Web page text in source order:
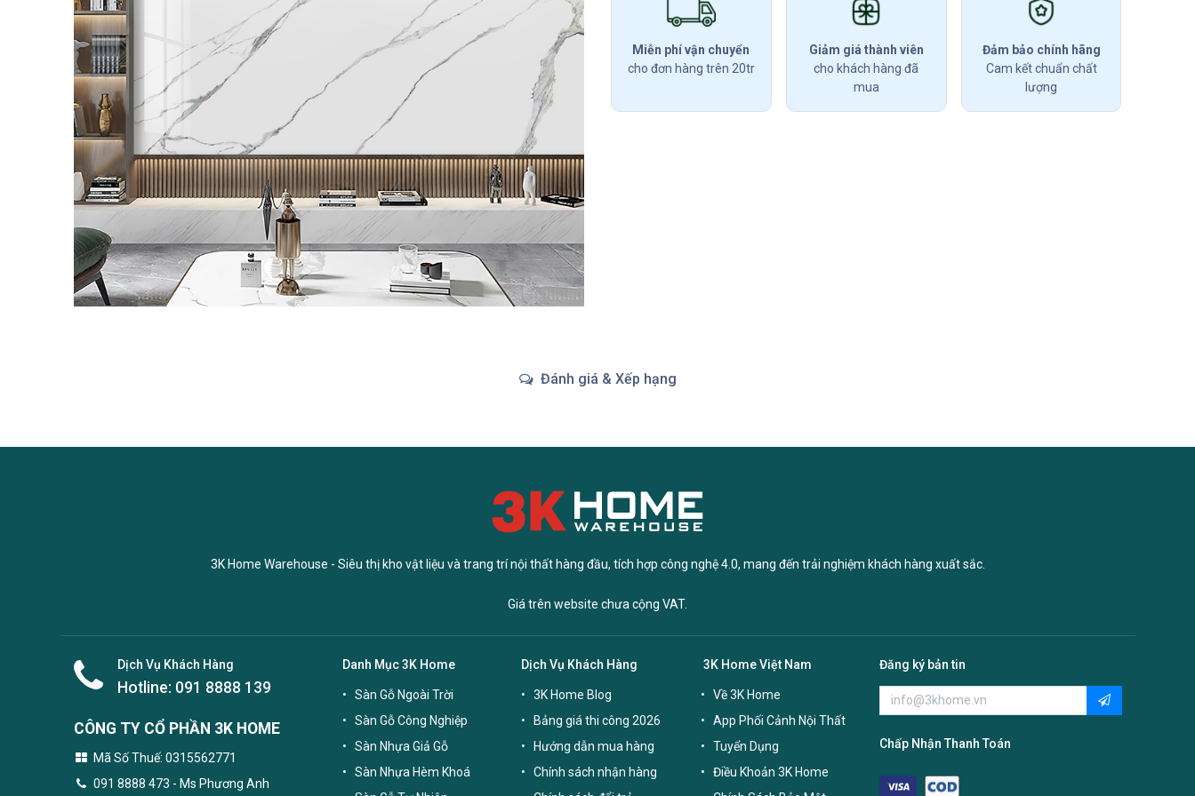
Miễn phí vận chuyển
cho đơn hàng trên 20tr
Giảm giá thành viên
cho khách hàng đã
mua
Đảm bảo chính hãng
Cam kết chuẩn chất
lượng
Đánh giá & Xếp hạng
3K Home Warehouse - Siêu thị kho vật liệu và trang trí nội thất hàng đầu, tích hợp công nghệ 4.0, mang đến trải nghiệm khách hàng xuất sắc.
Giá trên website chưa cộng VAT.
Dịch Vụ Khách Hàng
Hotline: 091 8888 139
CÔNG TY CỔ PHẦN 3K HOME
Mã Số Thuế: 0315562771
091 8888 473 - Ms Phương Anh
Danh Mục 3K Home
Sàn Gỗ Ngoài Trời
Sàn Gỗ Công Nghiệp
Sàn Nhựa Giả Gỗ
Sàn Nhựa Hèm Khoá
Dịch Vụ Khách Hàng
3K Home Blog
Bảng giá thi công 2026
Hướng dẫn mua hàng
Chính sách nhận hàng
3K Home Việt Nam
Về 3K Home
App Phối Cảnh Nội Thất
Tuyển Dụng
Điều Khoản 3K Home
Đăng ký bản tin
Chấp Nhận Thanh Toán